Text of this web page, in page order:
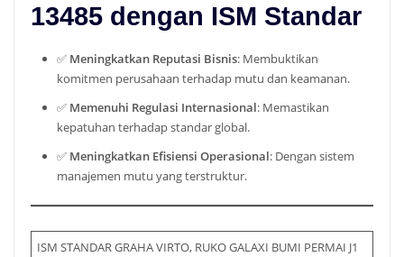
13485 dengan ISM Standar
✅ Meningkatkan Reputasi Bisnis: Membuktikan
komitmen perusahaan terhadap mutu dan keamanan.
✅ Memenuhi Regulasi Internasional: Memastikan
kepatuhan terhadap standar global.
✅ Meningkatkan Efisiensi Operasional: Dengan sistem
manajemen mutu yang terstruktur.
ISM STANDAR GRAHA VIRTO, RUKO GALAXI BUMI PERMAI J1